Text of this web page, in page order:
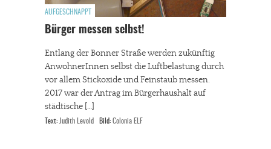
AUFGESCHNAPPT
Bürger messen selbst!
Entlang der Bonner Straße werden zukünftig
AnwohnerInnen selbst die Luftbelastung durch
vor allem Stickoxide und Feinstaub messen.
2017 war der Antrag im Bürgerhaushalt auf
städtische […]
Text: Judith Levold Bild: Colonia ELF